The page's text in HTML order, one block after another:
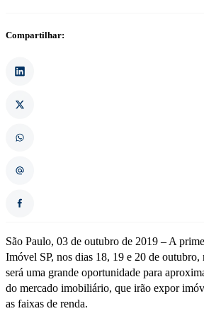
Compartilhar:
São Paulo, 03 de outubro de 2019 – A
Imóvel SP, nos dias 18, 19 e 20 de
será uma grande oportunidade para
do mercado imobiliário, que irão expor
as faixas de renda.